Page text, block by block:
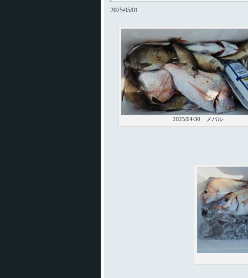
2025/05/01
2025/04/30 メバル